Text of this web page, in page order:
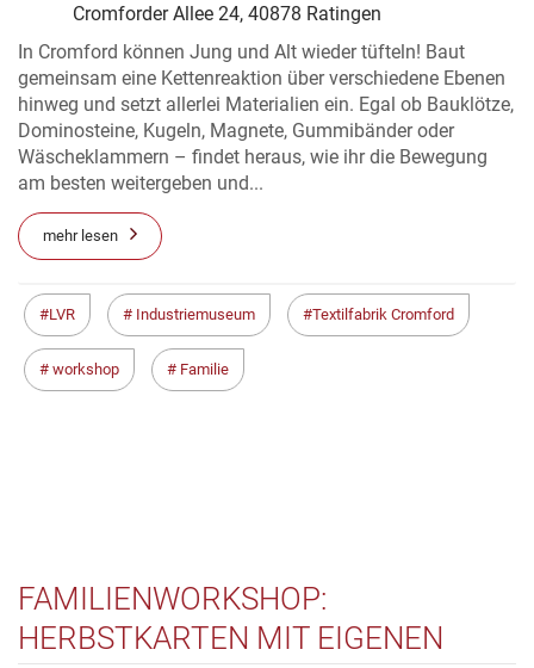
Cromforder Allee 24, 40878 Ratingen
In Cromford können Jung und Alt wieder tüfteln! Baut
gemeinsam eine Kettenreaktion über verschiedene Ebenen
hinweg und setzt allerlei Materialien ein. Egal ob Bauklötze,
Dominosteine, Kugeln, Magnete, Gummibänder oder
Wäscheklammern – findet heraus, wie ihr die Bewegung
am besten weitergeben und...
mehr lesen
LVR Industriemuseum Textilfabrik Cromford
workshop Familie
FAMILIENWORKSHOP:
HERBSTKARTEN MIT EIGENEN